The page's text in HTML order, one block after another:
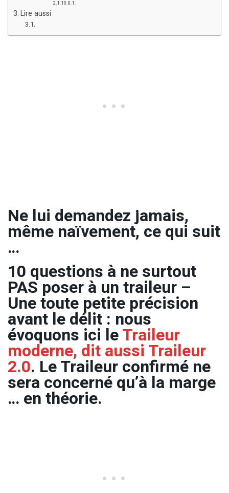
Lire aussi
Ne lui demandez jamais,
même naïvement, ce qui suit
…
10 questions à ne surtout
PAS poser à un traileur –
Une toute petite précision
avant le délit : nous
évoquons ici leTraileur
moderne, dit aussi Traileur
2.0. Le Traileur confirmé ne
sera concerné qu’à la marge
… en théorie.